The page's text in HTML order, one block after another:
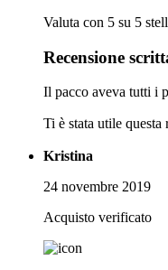
Valuta con 5 su 5
Recensione
Il pacco aveva tutti i
Ti è stata utile questa
Kristina
24 novembre 2019
Acquisto verificato